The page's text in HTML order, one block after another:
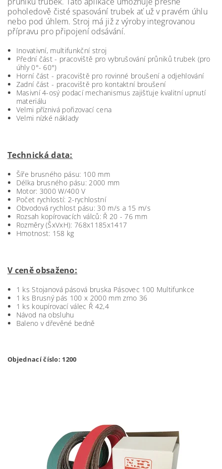
poholedově čisté spasování trubek ať už v pravém úhlu
nebo pod úhlem. Stroj má již z výroby integrovanou
přípravu pro připojení odsávání.
Inovativní, multifunkční stroj
Přední část - pracoviště pro vybrušování průniků trubek (pro
úhly 0°- 60°)
Horní část - pracoviště pro rovinné broušení a odjehlování
Zadní část - pracoviště pro kontaktní broušení
Masivní 4-osý podací mechanismus zajišťuje kvalitní upnutí
materiálu
Velmi příznivá pořizovací cena
Velmi nízké náklady
Technická data:
Šíře brusného pásu: 100 mm
Délka brusného pásu: 2000 mm
Motor: 3000 W/400 V
Počet rychlostí: 2-rychlostní
Obvodová rychlost pásu: 30 m/s a 15 m/s
Rozsah kopírovacích válců: Ř 20 - 76 mm
Rozměry (ŠxVxH): 768x1185x1417
Hmotnost: 158 kg
V ceně obsaženo:
1 ks Stojanová pásová bruska Pásovec 100 Multifunkce
1 ks Brusný pás 100 x 2000 mm zrno 36
1 ks koupírovací válec Ř 42,4
Návod na obsluhu
Baleno v dřevěné bedně
Objednací číslo: 1200